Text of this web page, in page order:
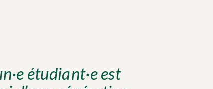
étudiant·e est